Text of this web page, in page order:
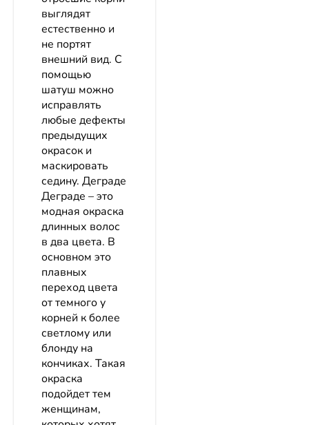
выглядят
естественно и
не портят
внешний вид. С
помощью
шатуш можно
исправлять
любые дефекты
предыдущих
окрасок и
маскировать
седину. Деграде
Деграде – это
модная окраска
длинных волос
в два цвета. В
основном это
плавных
переход цвета
от темного у
корней к более
светлому или
блонду на
кончиках. Такая
окраска
подойдет тем
женщинам,